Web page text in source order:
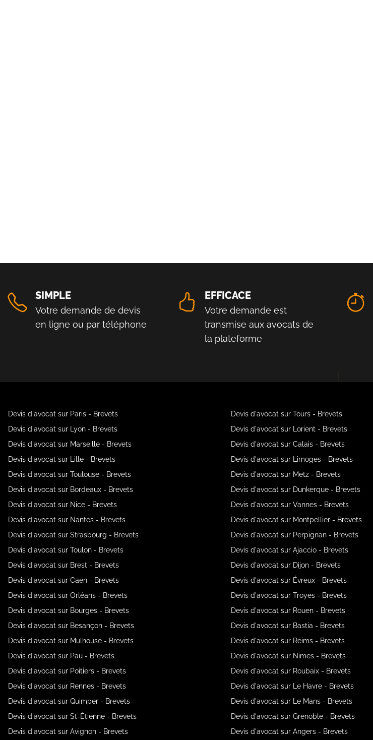
SIMPLE
Votre demande de devis
en ligne ou par téléphone
EFFICACE
Votre demande est
transmise aux avocats de
la plateforme
Devis d'avocat sur Paris - Brevets
Devis d'avocat sur Lyon - Brevets
Devis d'avocat sur Marseille - Brevets
Devis d'avocat sur Lille - Brevets
Devis d'avocat sur Toulouse - Brevets
Devis d'avocat sur Bordeaux - Brevets
Devis d'avocat sur Nice - Brevets
Devis d'avocat sur Nantes - Brevets
Devis d'avocat sur Strasbourg - Brevets
Devis d'avocat sur Toulon - Brevets
Devis d'avocat sur Brest - Brevets
Devis d'avocat sur Caen - Brevets
Devis d'avocat sur Orléans - Brevets
Devis d'avocat sur Bourges - Brevets
Devis d'avocat sur Besançon - Brevets
Devis d'avocat sur Mulhouse - Brevets
Devis d'avocat sur Pau - Brevets
Devis d'avocat sur Poitiers - Brevets
Devis d'avocat sur Rennes - Brevets
Devis d'avocat sur Quimper - Brevets
Devis d'avocat sur St-Étienne - Brevets
Devis d'avocat sur Avignon - Brevets
Devis d'avocat sur Tours - Brevets
Devis d'avocat sur Lorient - Brevets
Devis d'avocat sur Calais - Brevets
Devis d'avocat sur Limoges - Brevets
Devis d'avocat sur Metz - Brevets
Devis d'avocat sur Dunkerque - Brevets
Devis d'avocat sur Vannes - Brevets
Devis d'avocat sur Montpellier - Brevets
Devis d'avocat sur Perpignan - Brevets
Devis d'avocat sur Ajaccio - Brevets
Devis d'avocat sur Dijon - Brevets
Devis d'avocat sur Évreux - Brevets
Devis d'avocat sur Troyes - Brevets
Devis d'avocat sur Rouen - Brevets
Devis d'avocat sur Bastia - Brevets
Devis d'avocat sur Reims - Brevets
Devis d'avocat sur Nimes - Brevets
Devis d'avocat sur Roubaix - Brevets
Devis d'avocat sur Le Havre - Brevets
Devis d'avocat sur Le Mans - Brevets
Devis d'avocat sur Grenoble - Brevets
Devis d'avocat sur Angers - Brevets